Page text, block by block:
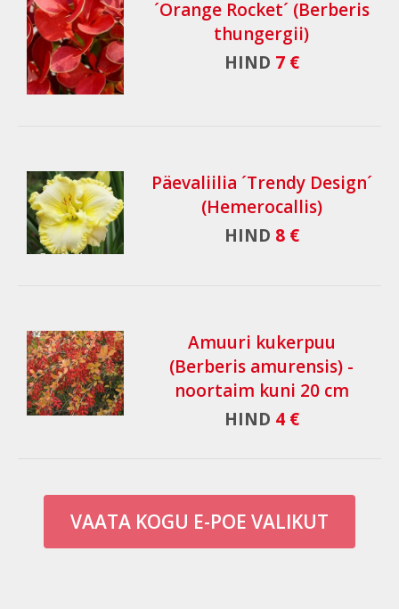
´Orange Rocket´ (Berberis
thungergii)
HIND 7 €
Päevaliilia ´Trendy Design´
(Hemerocallis)
HIND 8 €
Amuuri kukerpuu
(Berberis amurensis) -
noortaim kuni 20 cm
HIND 4 €
VAATA KOGU E-POE VALIKUT